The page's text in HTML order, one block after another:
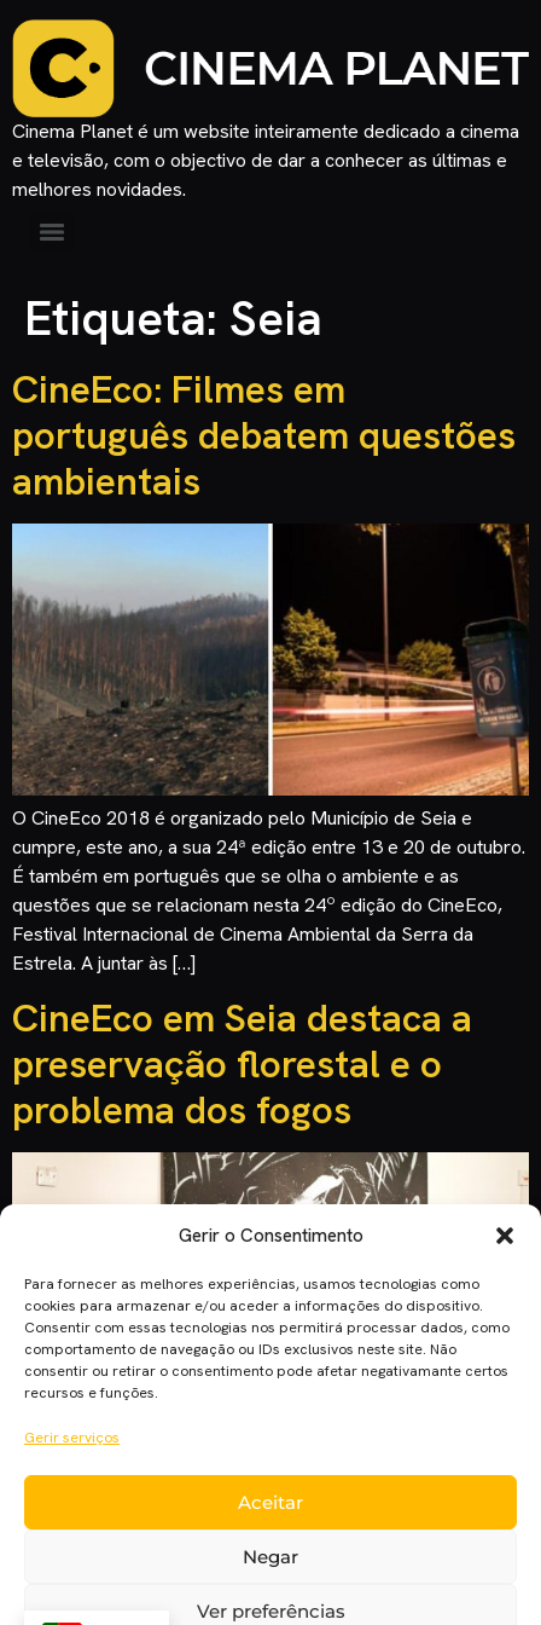
Gerir o Consentimento
Para fornecer as melhores experiências, usamos tecnologias como
cookies para armazenar e/ou aceder a informações do dispositivo.
Consentir com essas tecnologias nos permitirá processar dados, como
comportamento de navegação ou IDs exclusivos neste site. Não
consentir ou retirar o consentimento pode afetar negativamante certos
recursos e funções.
Gerir serviços
Aceitar
Negar
Ver preferências
Cinema Planet é um website inteiramente dedicado a cinema
e televisão, com o objectivo de dar a conhecer as últimas e
melhores novidades.
Etiqueta: Seia
CineEco: Filmes em
português debatem questões
ambientais
O CineEco 2018 é organizado pelo Município de Seia e
cumpre, este ano, a sua 24ª edição entre 13 e 20 de outubro.
É também em português que se olha o ambiente e as
questões que se relacionam nesta 24º edição do CineEco,
Festival Internacional de Cinema Ambiental da Serra da
Estrela. A juntar às […]
CineEco em Seia destaca a
preservação florestal e o
problema dos fogos
Vai ter lugar nos próximos dias 13 e 20 de outubro na Serra
da Estrela (Seia), o Festival Internacional de Cinema
escolhidos para a competição de lusofonia foram os fogos e